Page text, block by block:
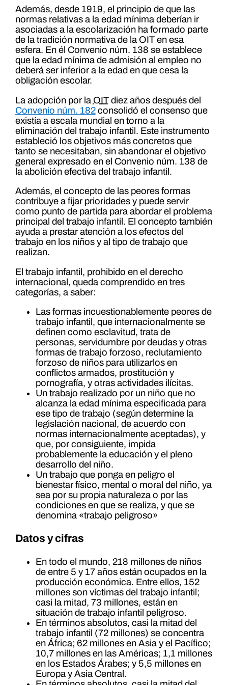
Además, desde 1919, el principio de que las
normas relativas a la edad mínima deberían ir
asociadas a la escolarización ha formado parte
de la tradición normativa de la OIT en esa
esfera. En él Convenio núm. 138 se establece
que la edad mínima de admisión al empleo no
deberá ser inferior a la edad en que cesa la
obligación escolar.
La adopción por la OITdiez años después del
Convenio núm. 182consolidó el consenso que
existía a escala mundial en torno a la
eliminación del trabajo infantil. Este instrumento
estableció los objetivos más concretos que
tanto se necesitaban, sin abandonar el objetivo
general expresado en el Convenio núm. 138 de
la abolición efectiva del trabajo infantil.
Además, el concepto de las peores formas
contribuye a fijar prioridades y puede servir
como punto de partida para abordar el problema
principal del trabajo infantil. El concepto también
ayuda a prestar atención a los efectos del
trabajo en los niños y al tipo de trabajo que
realizan.
El trabajo infantil, prohibido en el derecho
internacional, queda comprendido en tres
categorías, a saber:
Las formas incuestionablemente peores de
trabajo infantil, que internacionalmente se
definen como esclavitud, trata de
personas, servidumbre por deudas y otras
formas de trabajo forzoso, reclutamiento
forzoso de niños para utilizarlos en
conflictos armados, prostitución y
pornografía, y otras actividades ilícitas.
Un trabajo realizado por un niño que no
alcanza la edad mínima especificada para
ese tipo de trabajo (según determine la
legislación nacional, de acuerdo con
normas internacionalmente aceptadas), y
que, por consiguiente, impida
probablemente la educación y el pleno
desarrollo del niño.
Un trabajo que ponga en peligro el
bienestar físico, mental o moral del niño, ya
sea por su propia naturaleza o por las
condiciones en que se realiza, y que se
denomina «trabajo peligroso»
Datos y cifras
En todo el mundo, 218 millones de niños
de entre 5 y 17 años están ocupados en la
producción económica. Entre ellos, 152
millones son víctimas del trabajo infantil;
casi la mitad, 73 millones, están en
situación de trabajo infantil peligroso.
En términos absolutos, casi la mitad del
trabajo infantil (72 millones) se concentra
en África; 62 millones en Asia y el Pacífico;
10,7 millones en las Américas; 1,1 millones
en los Estados Árabes; y 5,5 millones en
Europa y Asia Central.